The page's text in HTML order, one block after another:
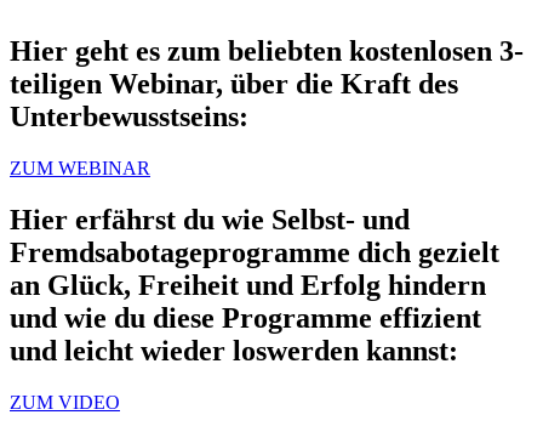
Hier geht es zum beliebten kostenlosen 3-
teiligen Webinar, über die Kraft des
Unterbewusstseins:
ZUM WEBINAR
Hier erfährst du wie Selbst- und
Fremdsabotageprogramme dich gezielt
an Glück, Freiheit und Erfolg hindern
und wie du diese Programme effizient
und leicht wieder loswerden kannst:
ZUM VIDEO